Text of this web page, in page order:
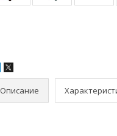
Описание